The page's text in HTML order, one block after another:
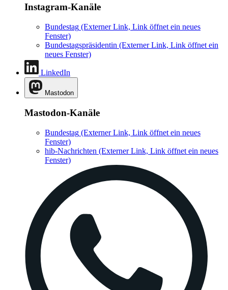
Instagram-Kanäle
Bundestag (Externer Link, Link öffnet ein neues
Fenster)
Bundestagspräsidentin (Externer Link, Link öffnet ein
neues Fenster)
LinkedIn
Mastodon
Mastodon-Kanäle
Bundestag (Externer Link, Link öffnet ein neues
Fenster)
hib-Nachrichten (Externer Link, Link öffnet ein neues
Fenster)